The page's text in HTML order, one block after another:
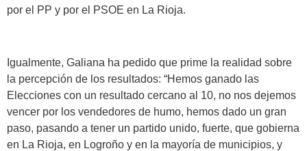
por el PP y por el PSOE en La Rioja.
Igualmente, Galiana ha pedido que prime la realidad sobre
la percepción de los resultados: “Hemos ganado las
Elecciones con un resultado cercano al 10, no nos dejemos
vencer por los vendedores de humo, hemos dado un gran
paso, pasando a tener un partido unido, fuerte, que gobierna
en La Rioja, en Logroño y en la mayoría de municipios, y